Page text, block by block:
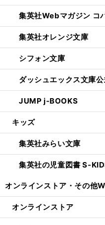
集英社Webマガジン コ
集英社オレンジ文庫
シフォン文庫
ダッシュエックス文庫公
JUMP j-BOOKS
キッズ
集英社みらい文庫
集英社の児童図書 S-
オンラインストア・ その他
オンラインストア